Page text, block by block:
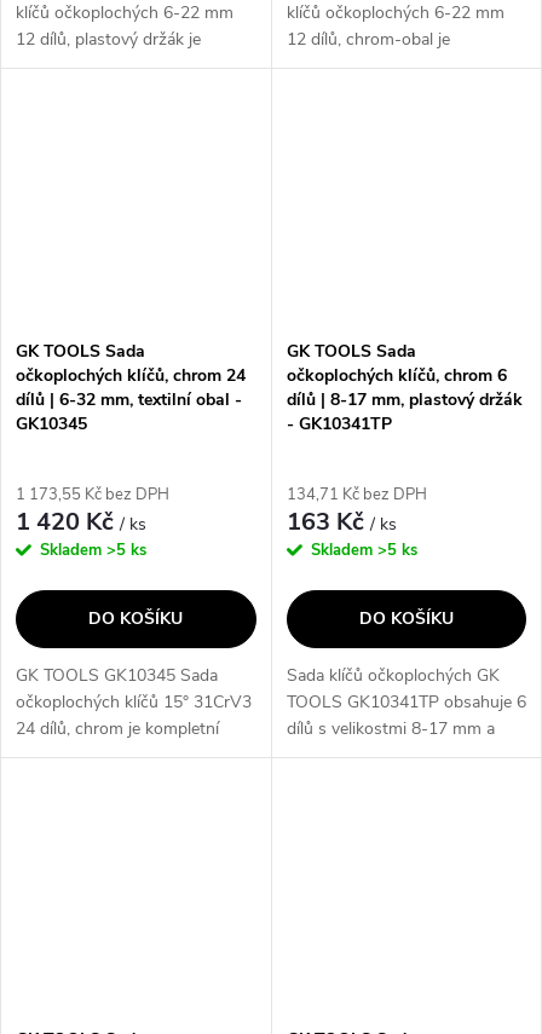
klíčů očkoplochých 6-22 mm
12 dílů, plastový držák je
kompletní sada očkoplochých
klíčů očkoplochých 6-22 mm
12 dílů, chrom-obal je
kompletní sada očkoplochých
GK TOOLS Sada
očkoplochých klíčů, chrom 24
dílů | 6-32 mm, textilní obal -
GK10345
1 173,55 Kč bez DPH
1 420 Kč/ ks
Skladem >5 ks
DO KOŠÍKU
GK TOOLS GK10345 Sada
očkoplochých klíčů 15° 31CrV3
24 dílů, chrom je kompletní
sada očkoplochých klíčů, která
GK TOOLS Sada
očkoplochých klíčů, chrom 6
dílů | 8-17 mm, plastový držák
- GK10341TP
134,71 Kč bez DPH
163 Kč/ ks
Skladem >5 ks
DO KOŠÍKU
Sada klíčů očkoplochých GK
TOOLS GK10341TP obsahuje 6
dílů s velikostmi 8-17 mm a
plastovým držákem. Klíče mají